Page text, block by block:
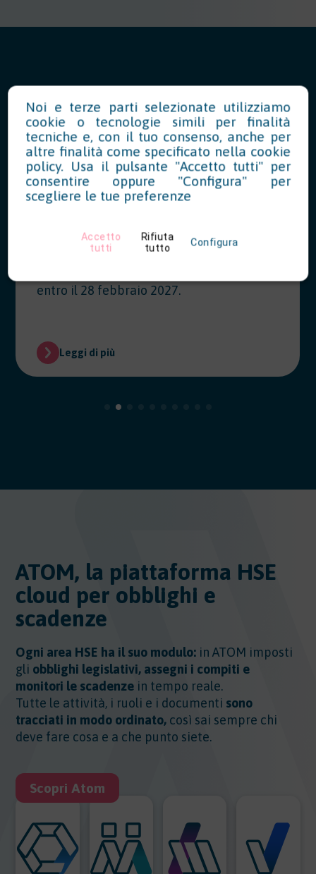
News in Evidenza
Modello OT23 2027: riduzione del
tasso INAIL per prevenzione
Le aziende che hanno realizzato
interventi migliorativi nel 2026 possono
entro il 28 febbraio 2027.
Leggi di più
ATOM, la piattaforma HSE
cloud per obblighi e
scadenze
Ogni area HSE ha il suo modulo: in ATOM imposti
gli obblighi legislativi, assegni i compiti e
monitori le scadenze in tempo reale.
Tutte le attività, i ruoli e i documenti sono
tracciati in modo ordinato, così sai sempre chi
deve fare cosa e a che punto siete.
Scopri Atom
Noi e terze parti selezionate utilizziamo
cookie o tecnologie simili per finalità
tecniche e, con il tuo consenso, anche per
altre finalità come specificato nella cookie
policy. Usa il pulsante "Accetto tutti" per
consentire oppure "Configura" per
scegliere le tue preferenze
Accetto
tutti
Rifiuta
tutto
Configura